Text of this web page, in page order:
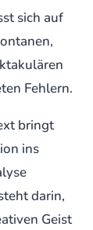
sich auf
Fehlern.
bringt
ins
darin,
Geist